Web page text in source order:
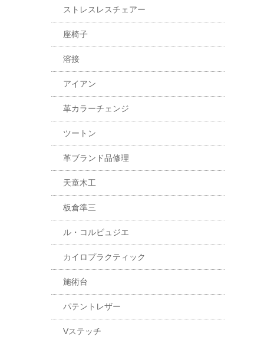
ストレスレスチェアー
座椅子
溶接
アイアン
革カラーチェンジ
ツートン
革ブランド品修理
天童木工
板倉準三
ル・コルビュジエ
カイロプラクティック
施術台
パテントレザー
Vステッチ